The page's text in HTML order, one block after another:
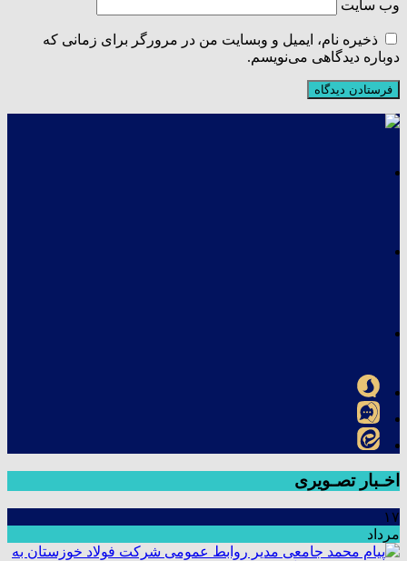
وب‌ سایت
ذخیره نام، ایمیل و وبسایت من در مرورگر برای زمانی که
دوباره دیدگاهی می‌نویسم.
اخـبار تصـویری
۱۷
مرداد